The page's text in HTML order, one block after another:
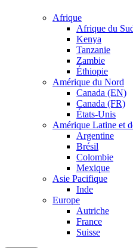
Afrique
Afrique du
Kenya
Tanzanie
Zambie
Éthiopie
Amérique du Nord
Canada (EN)
Canada (FR)
États-Unis
Amérique Latine et
Argentine
Brésil
Colombie
Mexique
Asie Pacifique
Inde
Europe
Autriche
France
Suisse